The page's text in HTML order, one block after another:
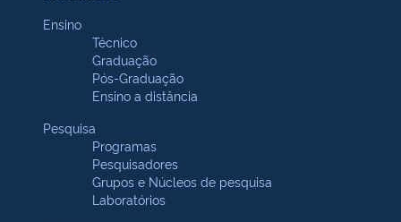
Ensino
Técnico
Graduação
Pós-Graduação
Ensino a distância
Pesquisa
Programas
Pesquisadores
Grupos e Núcleos de pesquisa
Laboratórios